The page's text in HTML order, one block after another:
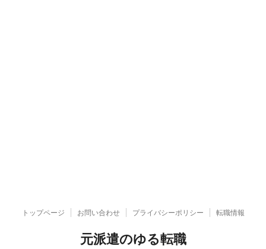
トップページ お問い合わせ プライバシーポリシー 転職情報
元派遣のゆる転職